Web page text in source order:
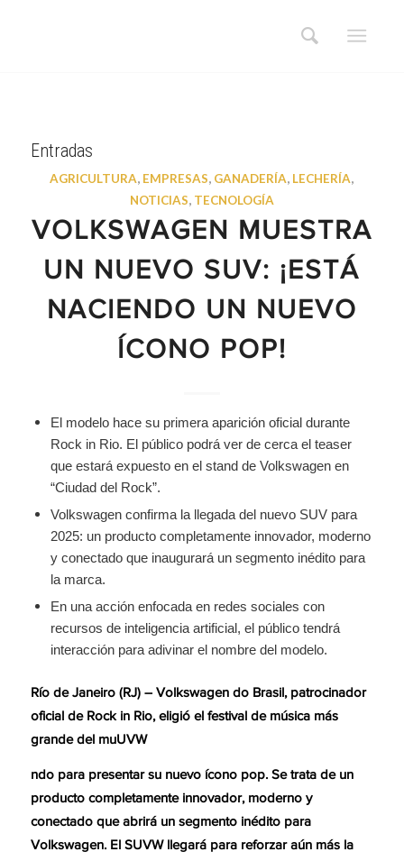
Entradas
AGRICULTURA, EMPRESAS, GANADERÍA, LECHERÍA,
NOTICIAS, TECNOLOGÍA
VOLKSWAGEN MUESTRA
UN NUEVO SUV: ¡ESTÁ
NACIENDO UN NUEVO
ÍCONO POP!
El modelo hace su primera aparición oficial durante
Rock in Rio. El público podrá ver de cerca el teaser
que estará expuesto en el stand de Volkswagen en
“Ciudad del Rock”.
Volkswagen confirma la llegada del nuevo SUV para
2025: un producto completamente innovador, moderno
y conectado que inaugurará un segmento inédito para
la marca.
En una acción enfocada en redes sociales con
recursos de inteligencia artificial, el público tendrá
interacción para adivinar el nombre del modelo.
Río de Janeiro (RJ) – Volkswagen do Brasil, patrocinador
oficial de Rock in Rio, eligió el festival de música más
grande del muUVW
ndo para presentar su nuevo ícono pop. Se trata de un
producto completamente innovador, moderno y
conectado que abrirá un segmento inédito para
Volkswagen. El SUVW llegará para reforzar aún más la